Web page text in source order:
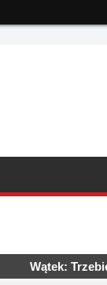
in
Wątek: